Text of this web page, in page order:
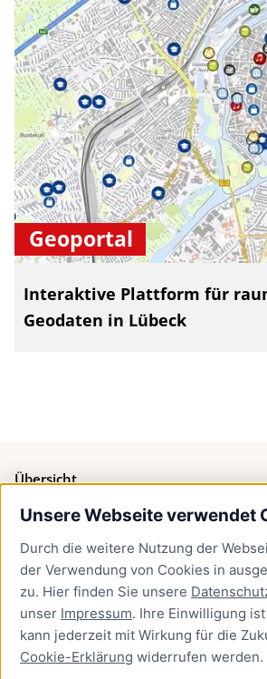
Unsere Webseite verwendet
Durch die weitere Nutzung der
der Verwendung von Cookies in
zu. Hier finden Sie unsere
unser Impressum. Ihre Einwilligung
kann jederzeit mit Wirkung für die
Cookie-Erklärung widerrufen werden.
Geoportal
Interaktive Plattform für
Geodaten in Lübeck
Übersicht
Bürgerservice
Presse
Newsletter Lübeck:kompakt
Kontakt
Kontakt